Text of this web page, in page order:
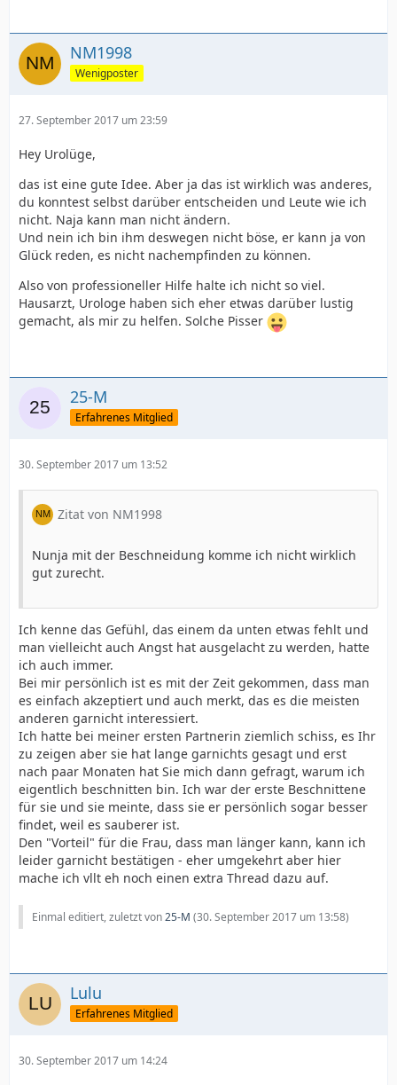
NM1998
Wenigposter
27. September 2017 um 23:59
Hey Urolüge,
das ist eine gute Idee. Aber ja das ist wirklich was anderes,
du konntest selbst darüber entscheiden und Leute wie ich
nicht. Naja kann man nicht ändern.
Und nein ich bin ihm deswegen nicht böse, er kann ja von
Glück reden, es nicht nachempfinden zu können.
Also von professioneller Hilfe halte ich nicht so viel.
Hausarzt, Urologe haben sich eher etwas darüber lustig
gemacht, als mir zu helfen. Solche Pisser
25-M
Erfahrenes Mitglied
30. September 2017 um 13:52
Zitat von NM1998
Nunja mit der Beschneidung komme ich nicht wirklich
gut zurecht.
Ich kenne das Gefühl, das einem da unten etwas fehlt und
man vielleicht auch Angst hat ausgelacht zu werden, hatte
ich auch immer.
Bei mir persönlich ist es mit der Zeit gekommen, dass man
es einfach akzeptiert und auch merkt, das es die meisten
anderen garnicht interessiert.
Ich hatte bei meiner ersten Partnerin ziemlich schiss, es Ihr
zu zeigen aber sie hat lange garnichts gesagt und erst
nach paar Monaten hat Sie mich dann gefragt, warum ich
eigentlich beschnitten bin. Ich war der erste Beschnittene
für sie und sie meinte, dass sie er persönlich sogar besser
findet, weil es sauberer ist.
Den "Vorteil" für die Frau, dass man länger kann, kann ich
leider garnicht bestätigen - eher umgekehrt aber hier
mache ich vllt eh noch einen extra Thread dazu auf.
Einmal editiert, zuletzt von25-M (30. September 2017 um 13:58)
Lulu
Erfahrenes Mitglied
30. September 2017 um 14:24